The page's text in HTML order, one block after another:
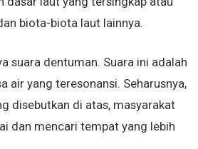
biota-biota laut lainnya.
suara dentuman. Suara ini adalah
air yang teresonansi. Seharusnya,
disebutkan di atas, masyarakat
dan mencari tempat yang lebih